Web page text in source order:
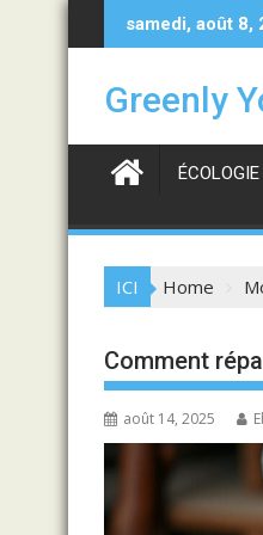
to
samedi, août 8,
des pulls en cachemire
Greenly
ÉCOLOGIE
ICI Home
Comment
août 14, 2025